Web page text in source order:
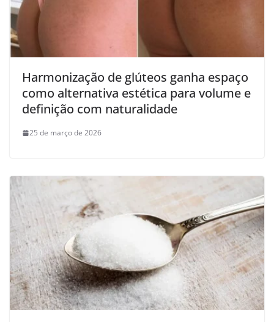
Harmonização de glúteos ganha espaço
como alternativa estética para volume e
definição com naturalidade
25 de março de 2026